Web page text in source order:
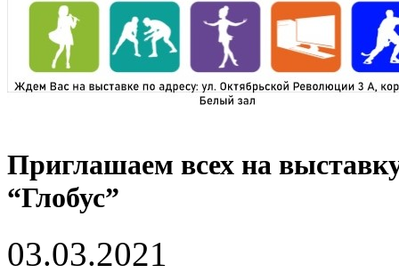
Приглашаем всех на
“Глобус”
03.03.2021